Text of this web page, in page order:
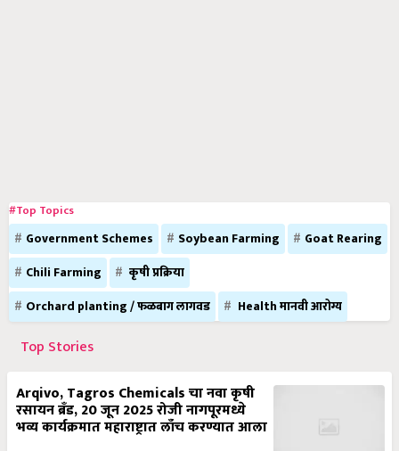
#Top Topics
Government Schemes Soybean Farming
Goat Rearing
Chili Farming
कृषी प्रक्रिया
Orchard planting / फळबाग लागवड
Health मानवी आरोग्य
Top Stories
Arqivo, Tagros Chemicals चा नवा कृषी
रसायन ब्रँड, 20 जून 2025 रोजी नागपूरमध्ये
भव्य कार्यक्रमात महाराष्ट्रात लाँच करण्यात आला